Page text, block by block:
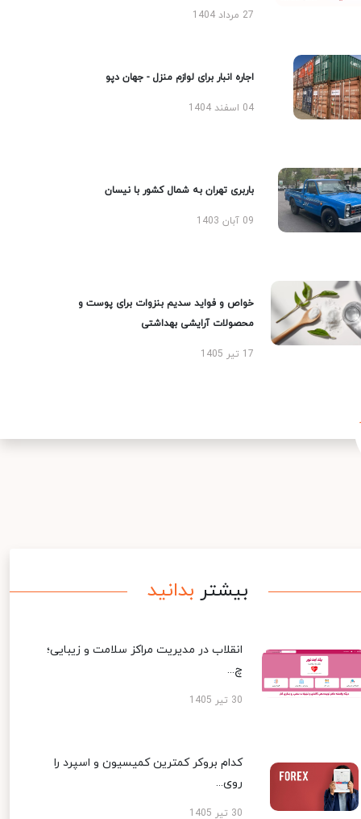
27 مرداد 1404
اجاره انبار برای لوازم منزل - جهان دپو
04 اسفند 1404
باربری تهران به شمال کشور با نیسان
09 آبان 1403
خواص و فواید سدیم بنزوات برای پوست و
محصولات آرایشی بهداشتی
17 تیر 1405
بیشتر بدانید
انقلاب در مدیریت مراکز سلامت و زیبایی؛
چ...
30 تیر 1405
کدام بروکر کمترین کمیسیون و اسپرد را
روی...
30 تیر 1405